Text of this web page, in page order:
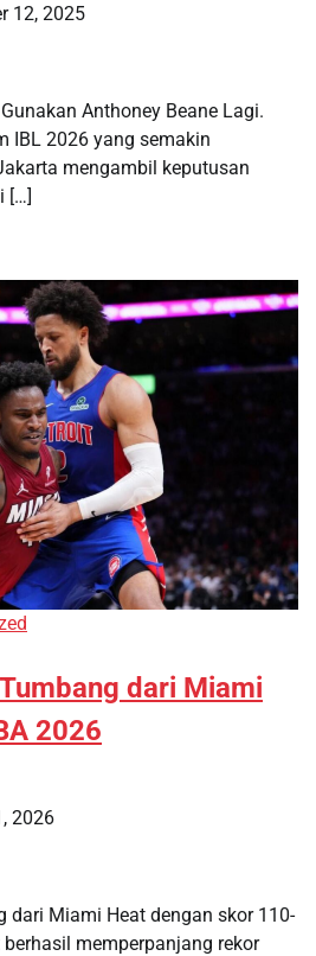
12, 2025
Anthoney Beane Lagi.
IBL 2026 yang semakin
mengambil keputusan
[…]
dari Miami
2026
2026
dari Miami Heat dengan skor 110-
memperpanjang rekor